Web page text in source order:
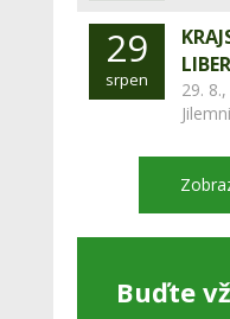
29
srpen
29. 8.,
Buďte